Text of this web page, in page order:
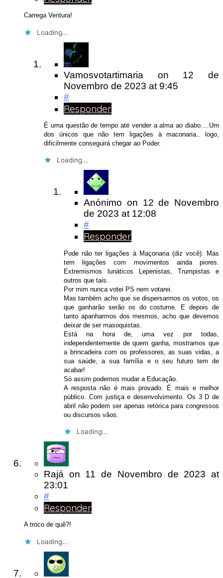
Carrega Ventura!
Loading...
Vamosvotartimaria on 12 de
Novembro de 2023 at 9:45
#
Responder
É uma questão de tempo até vender a alma ao diabo….Um
dos únicos que não tem ligações à maconaria.. logo,
dificilmente conseguirá chegar ao Poder.
Loading...
Anónimo on 12 de Novembro
de 2023 at 12:08
#
Responder
Pode não ter ligações à Maçonaria (diz você). Mas
tem ligações com movimentos ainda piores.
Extremismos lunáticos Lepenistas, Trumpistas e
outros que tais.
Por mim nunca votei PS nem votarei.
Mas também acho que se dispersarmos os votos, os
que ganharão serão os do costume. E depois de
tanto apanharmos dos mesmos, acho que devemos
deixar de ser masoquistas.
Está na hora de, uma vez por todas,
independentemente de quem ganha, mostramos que
a brincadeira com os professores, as suas vidas, a
sua saúde, a sua família e o seu futuro tem de
acabar!
Só assim podemos mudar a Educação.
A resposta não é mais provado. É mais e melhor
público. Com justiça e desenvolvimento. Os 3 D de
abril não podem ser apenas retórica para congressos
ou discursos vãos.
Loading...
Rajá on 11 de Novembro de 2023at
23:01
#
Responder
A troco de quê?!
Loading...